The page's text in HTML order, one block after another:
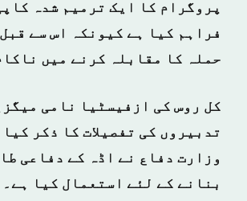
پروگرام کا ایک ترمیم شدہ
فراہم کیا ہے کیونکہ اس سے
حملہ کا مقابلہ کرنے میں
کل روس کی ازفیسٹیا نامی
تدبیروں کی تفصیلات کا ذکر
وزارت دفاع نے اڈہ کے دفاعی
بنانے کے لئے استعمال کیا ہے۔